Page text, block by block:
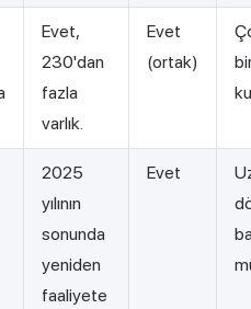
Evet,
230'dan
fazla
varlık.
Evet
(ortak)
2025
yılının
sonunda
yeniden
faaliyete
Evet